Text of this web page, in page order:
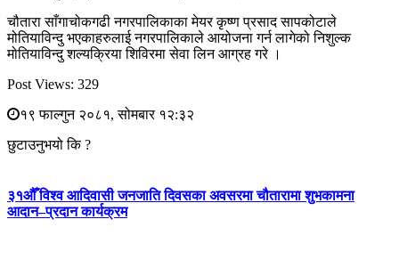
चौतारा साँगाचोकगढी नगरपालिकाका मेयर कृष्ण प्रसाद सापकोटाले
मोतियाविन्दु भएकाहरुलाई नगरपालिकाले आयोजना गर्न लागेको निशुल्क
मोतियाविन्दु शल्यक्रिया शिविरमा सेवा लिन आग्रह गरे ।
Post Views: 329
१९ फाल्गुन २०८१, सोमबार १२:३२
छुटाउनुभयो कि ?
३१औँ विश्व आदिवासी जनजाति दिवसका अवसरमा चौतारामा शुभकामना
आदान–प्रदान कार्यक्रम